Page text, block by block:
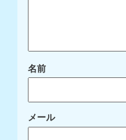
名前
メール